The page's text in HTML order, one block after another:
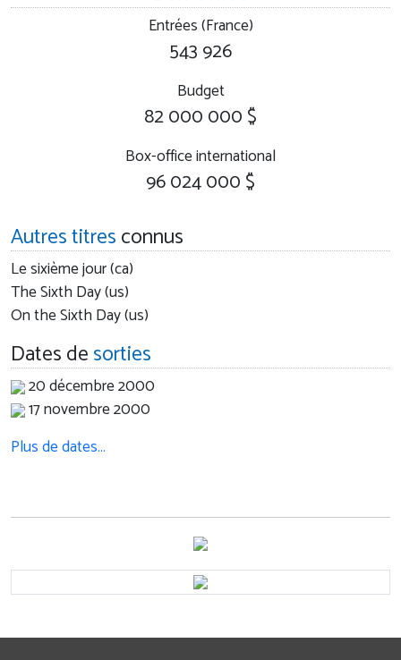
Entrées (France)
543 926
Budget
82 000 000 $
Box-office international
96 024 000 $
Autres titresconnus
Le sixième jour (ca)
The Sixth Day (us)
On the Sixth Day (us)
Dates desorties
20 décembre 2000
17 novembre 2000
Plus de dates…